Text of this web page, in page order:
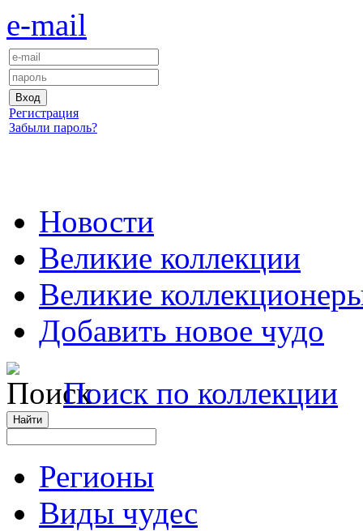
e-mail
Регистрация
Забыли пароль?
Новости
Великие коллекции
Великие
Добавить новое чудо
Поиск по коллекции
Регионы
Виды чудес